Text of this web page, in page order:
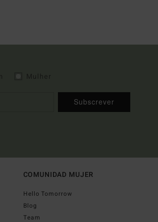
Subscrever
COMUNIDAD MUJER
Hello Tomorrow
Blog
Team